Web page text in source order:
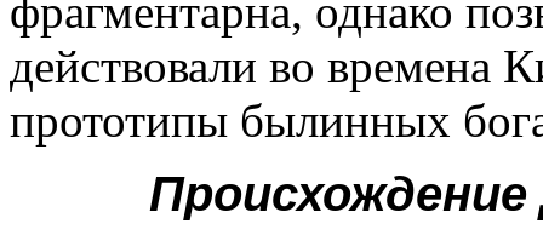
фрагментарна, однако
действовали во времена
прототипы былинных